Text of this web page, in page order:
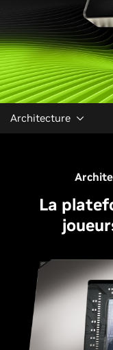
Architecture
La